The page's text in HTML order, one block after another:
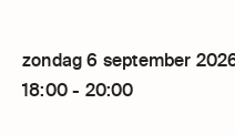
zondag 6 september
18:00 - 20:00